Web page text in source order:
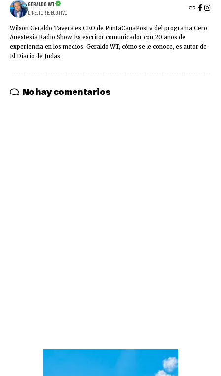
GERALDO WT
DIRECTOR EJECUTIVO
Wilson Geraldo Tavera es CEO de PuntaCanaPost y del programa Cero
Anestesia Radio Show. Es escritor comunicador con 20 años de
experiencia en los medios. Geraldo WT, cómo se le conoce, es autor de
El Diario de Judas.
No hay comentarios